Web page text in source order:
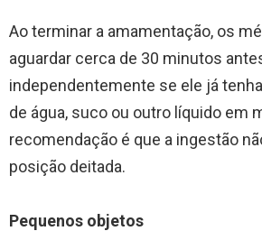
Ao terminar a amamentação, os
aguardar cerca de 30 minutos
independentemente se ele já
de água, suco ou outro líquido em
recomendação é que a ingestão
posição deitada.
Pequenos objetos